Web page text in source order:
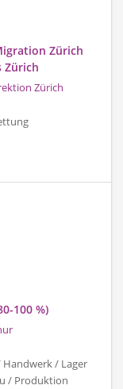
Zürich
Zürich
Zürich
100 %)
/ Lager
/ Produktion